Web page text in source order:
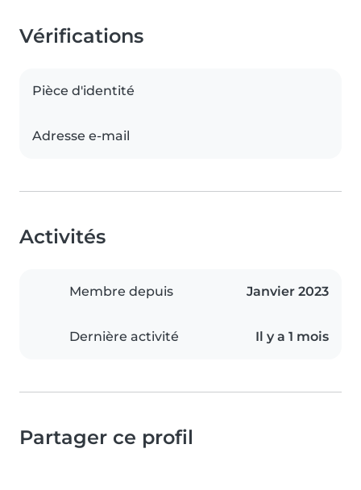
Vérifications
Pièce d'identité
Adresse e-mail
Activités
Membre depuis Janvier 2023
Dernière activité Il y a 1 mois
Partager ce profil